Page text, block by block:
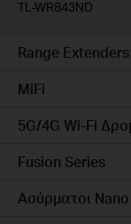
TL-WR843ND
Range Extenders
MiFi
5G/4G Wi-Fi
Fusion Series
Ασύρματοι